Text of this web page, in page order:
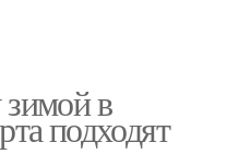
в
подходят